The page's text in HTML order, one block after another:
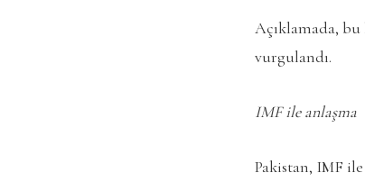
Açıklamada, bu
vurgulandı.
IMF ile anlaşma
Pakistan, IMF